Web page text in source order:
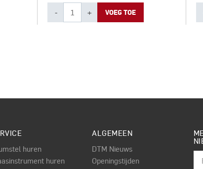
- + VOEG TOE
huren
huren
ALGEMEEN
DTM Nieuws
Openingstijden